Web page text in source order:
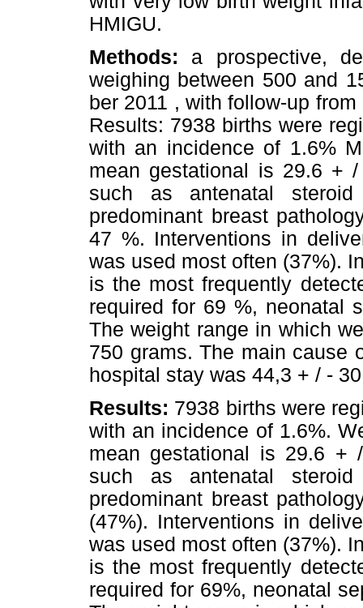
HMIGU.
Methods: a prospective,
weighing between 500 and
ber 2011 , with follow-up
Results: 7938 births were
with an incidence of 1.6%
mean gestational is 29.6 +
such as antenatal
predominant breast
47 %. Interventions in
was used most often (37%).
is the most frequently
required for 69 %, neonatal
The weight range in which
750 grams. The main cause
hospital stay was 44,3 + / -
Results: 7938 births were
with an incidence of 1.6%.
mean gestational is 29.6 +
such as antenatal
predominant breast
(47%). Interventions in
was used most often (37%).
is the most frequently
required for 69%, neonatal